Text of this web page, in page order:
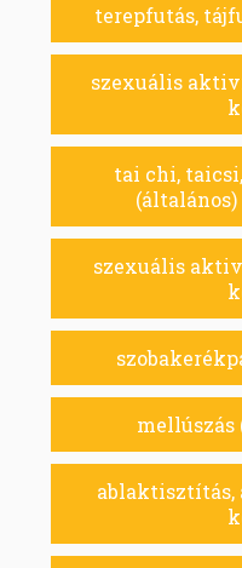
terepfutás,
szexuális
tai chi,
szexuális
mellúszás
ablaktisztítás,